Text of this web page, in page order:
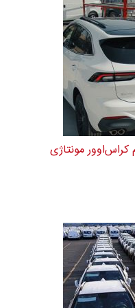
8 مرداد 1405 / کدام کراس‌اوور مونتاژی